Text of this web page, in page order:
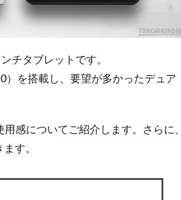
チタブレットです。
）を搭載し、要望が多かったデュア
感についてご紹介します。さらに、
す。